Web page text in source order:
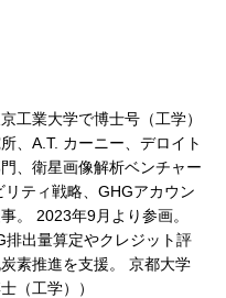
工業大学で博士号（工学）
、A.T. カーニー、デロイト
、衛星画像解析ベンチャー
ティ戦略、GHGアカウン
。 2023年9月より参画。
出量算定やクレジット評
素推進を支援。 京都大学
（工学））